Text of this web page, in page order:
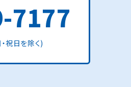
7177
祝日を除く)